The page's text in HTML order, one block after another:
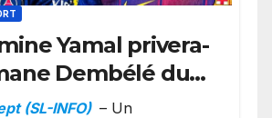
Yamal privera-
Dembélé du
?
(SL-INFO) – Un